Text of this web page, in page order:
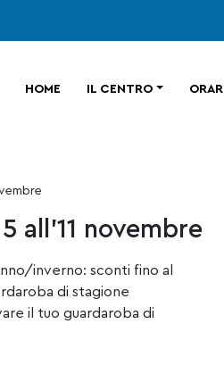
HOME IL CENTRO ORARI
all’11 novembre
inverno: sconti fino al
di stagione
il tuo guardaroba di